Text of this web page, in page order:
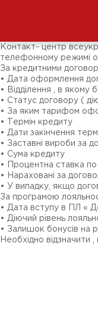
Підписники соц-
Контакт- центр
телефонному режимі
За кредитними
• Дата оформлення
• Відділення , в якому
• Статус договору (
• За яким тарифом
• Термін кредиту
• Дати закінчення
• Заставні вироби за
• Сума кредиту
• Процентна ставка по
• Нараховані за
• У випадку, якщо
За програмою
• Дата вступу в ПЛ «
• Діючий рівень
• Залишок бонусів на
Необхідно відзначити